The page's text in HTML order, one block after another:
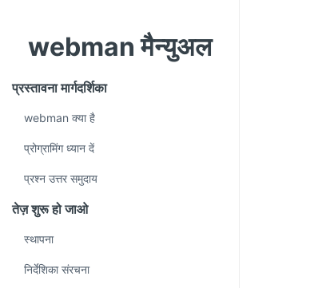
webman मैन्युअल
प्रस्तावना मार्गदर्शिका
webman क्या है
प्रोग्रामिंग ध्यान दें
प्रश्न उत्तर समुदाय
तेज़ शुरू हो जाओ
स्थापना
निर्देशिका संरचना